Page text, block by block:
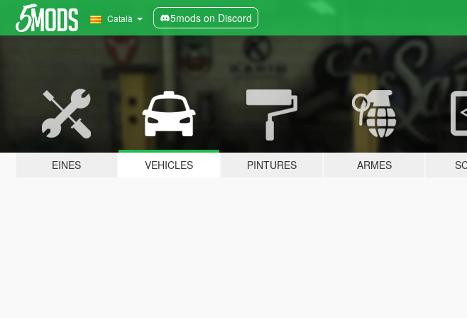
Català 5mods on Discord
EINES VEHICLES PINTURES ARMES